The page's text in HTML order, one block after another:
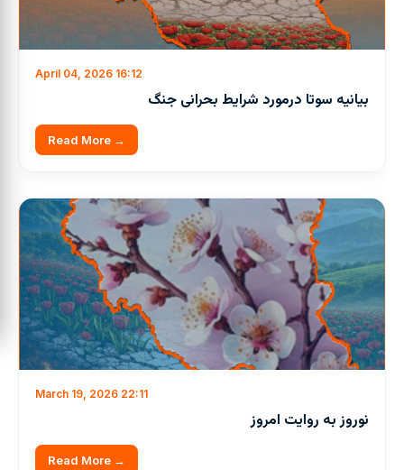
April 04, 2026 16:12
بیانیه سوتا درمورد شرایط بحرانی جنگ
Read More →
March 19, 2026 22:11
نوروز به روایت امروز
Read More →